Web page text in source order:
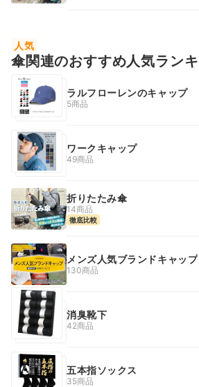
人気
傘関連のおすすめ人気ラン
ラルフローレンのキャップ
5商品
ワークキャップ
49商品
折りたたみ傘
14商品
徹底比較
メンズ人気ブランドキャップ
130商品
消臭靴下
42商品
五本指ソックス
35商品